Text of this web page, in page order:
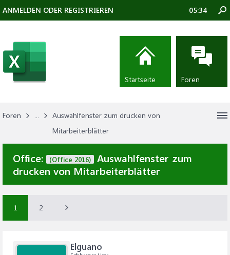
Foren ...
Auswahlfenster zum drucken von
Mitarbeiterblätter
Office: (Office 2016)
Auswahlfenster zum
drucken von Mitarbeiterblätter
1 2
Elguano
ANMELDEN ODER REGISTRIEREN 05:34
Startseite Foren